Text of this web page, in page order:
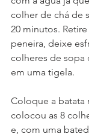
colher de chá de
20 minutos.
peneira, deixe
colheres de sopa
em uma tigela.
Coloque a batata
colocou as 8
e, com uma